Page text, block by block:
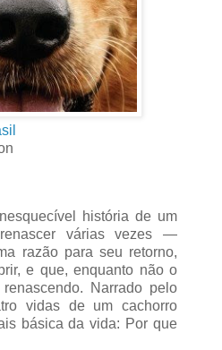
história de um
várias vezes —
razão para seu retorno,
e que, enquanto não o
Narrado pelo
vidas de um cachorro
básica da vida: Por que